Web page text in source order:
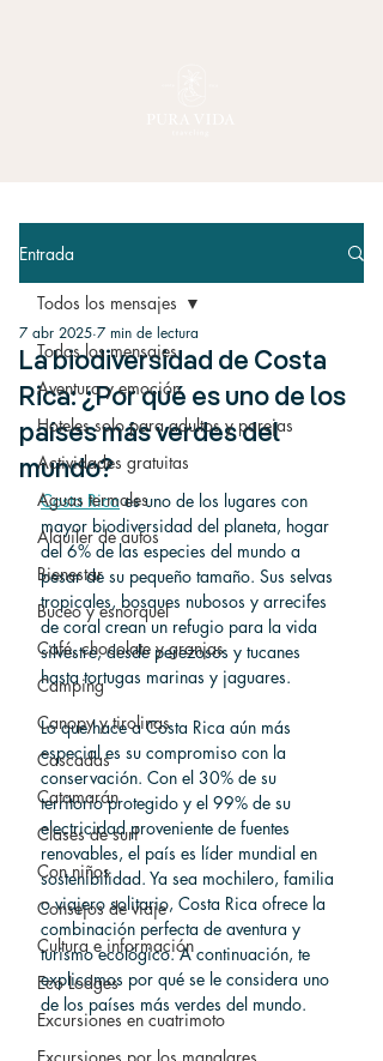
Entrada
Todos los mensajes
Aventura y emoción
Hoteles solo para adultos y parejas
Actividades gratuitas
Aguas termales
Alquiler de autos
Bienestar
Buceo y esnórquel
Café, chocolate y granjas
Camping
Canopy y tirolinas
Cascadas
Catamarán
Clases de surf
Con niños
Consejos de viaje
Cultura e información
Eco Lodges
Excursiones en cuatrimoto
Todos los mensajes
La biodiversidad de Costa
Rica: ¿Por qué es uno de los
países más verdes del
mundo?
7 abr 2025 7 min de lectura
Costa Rica es uno de los lugares con
mayor biodiversidad del planeta, hogar
del 6% de las especies del mundo a
pesar de su pequeño tamaño. Sus selvas
tropicales, bosques nubosos y arrecifes
de coral crean un refugio para la vida
silvestre, desde perezosos y tucanes
hasta tortugas marinas y jaguares.
Lo que hace a Costa Rica aún más
especial es su compromiso con la
conservación. Con el 30% de su
territorio protegido y el 99% de su
electricidad proveniente de fuentes
renovables, el país es líder mundial en
sostenibilidad. Ya sea mochilero, familia
o viajero solitario, Costa Rica ofrece la
combinación perfecta de aventura y
turismo ecológico. A continuación, te
explicamos por qué se le considera uno
de los países más verdes del mundo.